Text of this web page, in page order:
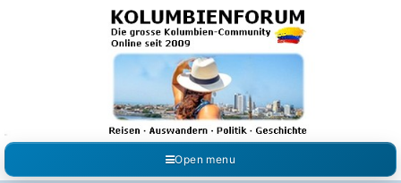
Kolumbienforum - Das
grosse Forum der
Freunde Kolumbiens
Reisen, Auswandern, Kultur, Politik, Geschichte und Visum in Kolumbien und Venezuela.
Austausch, Erfahrungen und Gemeinschaft im Kolumbienforum
Open menu